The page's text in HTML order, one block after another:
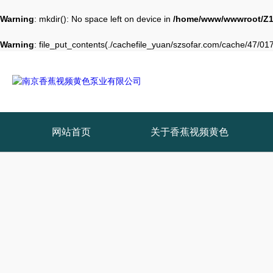
Warning: mkdir(): No space left on device in /home/www/wwwroot/
Warning: file_put_contents(./cachefile_yuan/szsofar.com/cache/47/
网站首页 关于香蕉视频黄色